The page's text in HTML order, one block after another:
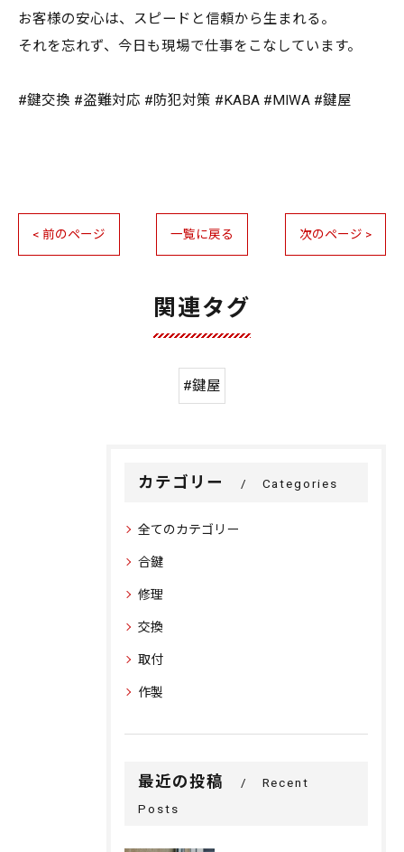
お客様の安心は、スピードと信頼から生まれる。
それを忘れず、今日も現場で仕事をこなしています。
#鍵交換 #盗難対応 #防犯対策 #KABA #MIWA #鍵屋
< 前のページ 一覧に戻る 次のページ >
関連タグ
#鍵屋
カテゴリー Categories
全てのカテゴリー
合鍵
修理
交換
取付
作製
最近の投稿
Recent
Posts